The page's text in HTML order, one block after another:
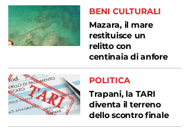
BENI CULTURALI
Mazara, il mare
restituisce un
relitto con
centinaia di anfore
POLITICA
Trapani, la TARI
diventa il terreno
dello scontro finale